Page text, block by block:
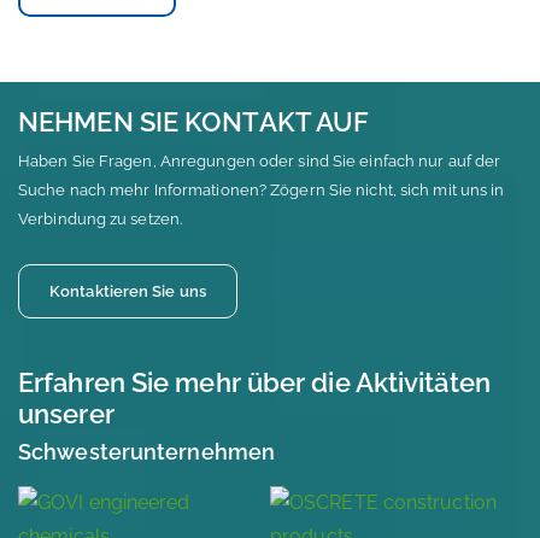
NEHMEN SIE KONTAKT AUF
Haben Sie Fragen, Anregungen oder sind Sie einfach nur auf der
Suche nach mehr Informationen? Zögern Sie nicht, sich mit uns in
Verbindung zu setzen.
Kontaktieren Sie uns
Erfahren Sie mehr über die Aktivitäten
unserer
Schwesterunternehmen